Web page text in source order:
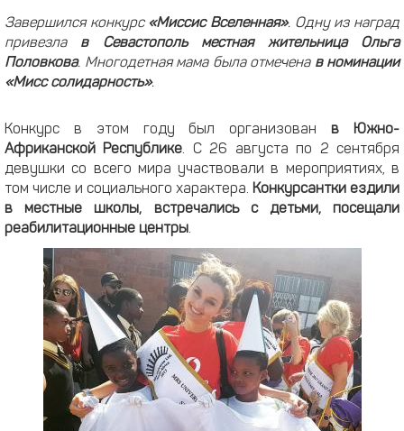
Завершился конкурс«Миссис Вселенная». Одну из наград
привезла в Севастополь местная жительница Ольга
Половкова. Многодетная мама была отмечена в номинации
«Мисс солидарность».
Конкурс в этом году был организован в Южно-
Африканской Республике. С 26 августа по 2 сентября
девушки со всего мира участвовали в мероприятиях, в
том числе и социального характера. Конкурсантки ездили
в местные школы, встречались с детьми, посещали
реабилитационные центры.